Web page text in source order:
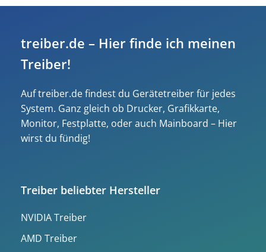
treiber.de – Hier finde ich meinen
Treiber!
Auf treiber.de findest du Gerätetreiber für jedes
System. Ganz gleich ob Drucker, Grafikkarte,
Monitor, Festplatte, oder auch Mainboard – Hier
wirst du fündig!
Treiber beliebter Hersteller
NVIDIA Treiber
AMD Treiber